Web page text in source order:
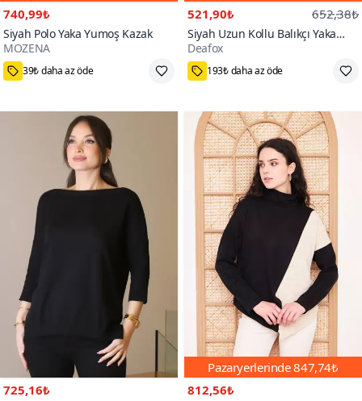
740,99₺
Siyah Polo Yaka Yumoş Kazak
MOZENA
39₺ daha az öde
521,90₺
652,38₺
Siyah Uzun Kollu Balıkçı Yaka
Triko Bluz
Deafox
2
193₺ daha az öde
725,16₺
Pazaryerlerinde847,74₺
812,56₺